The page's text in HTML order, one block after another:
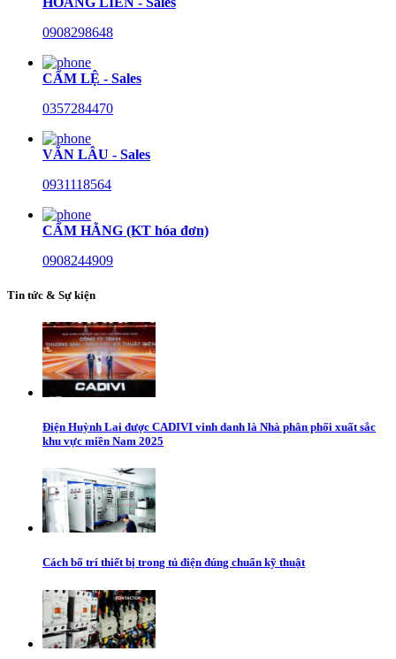
0908298648
CẨM LỆ - Sales
0357284470
VĂN LÂU - Sales
0931118564
CẨM HẰNG (KT hóa đơn)
0908244909
Tin tức & Sự kiện
Điện Huỳnh Lai được CADIVI vinh danh là Nhà phân phối xuất sắc
khu vực miền Nam 2025
Cách bố trí thiết bị trong tủ điện đúng chuẩn kỹ thuật